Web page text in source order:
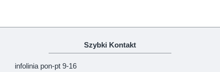
KONTYNUUJ
Szybki Kontakt
infolinia pon-pt 9-16